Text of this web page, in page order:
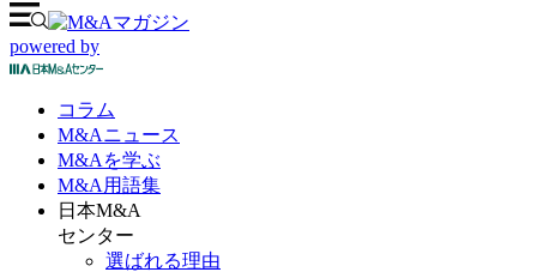
powered by
コラム
M&Aニュース
M&Aを学ぶ
M&A 用語集
日本M&A
センター
選ばれる理由